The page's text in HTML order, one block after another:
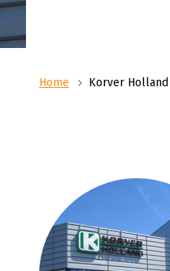
Home Korver Holland